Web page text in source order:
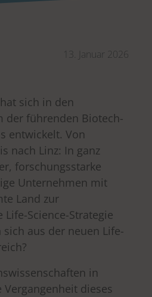
13. Januar 2026
sich in den
der führenden Biotech-
entwickelt. Von
nach Linz: In ganz
forschungsstarke
Unternehmen mit
Land zur
Science-Strategie
aus der neuen Life-
in
dieses